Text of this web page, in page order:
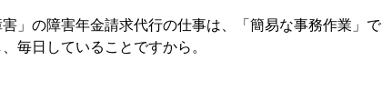
」の障害年金請求代行の仕事は、「簡易な事務作業」で
毎日していることですから。